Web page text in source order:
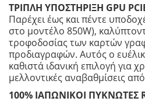
ΤΡΙΠΛΗ ΥΠΟΣΤΗΡΙΞΗ GPU
Παρέχει έως και πέντε
στο μοντέλο 850W),
τροφοδοσίας των καρτών
προδιαγραφών. Αυτός ο
καθιστά ιδανική επιλογή για
μελλοντικές αναβαθμίσεις
100% ΙΑΠΩΝΙΚΟΙ ΠΥΚΝΩΤΕΣ